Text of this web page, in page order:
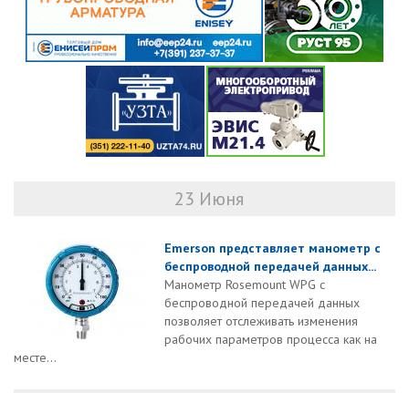
23 Июня
Emerson представляет манометр с
беспроводной передачей данных...
Манометр Rosemount WPG с
беспроводной передачей данных
позволяет отслеживать изменения
рабочих параметров процесса как на
месте...